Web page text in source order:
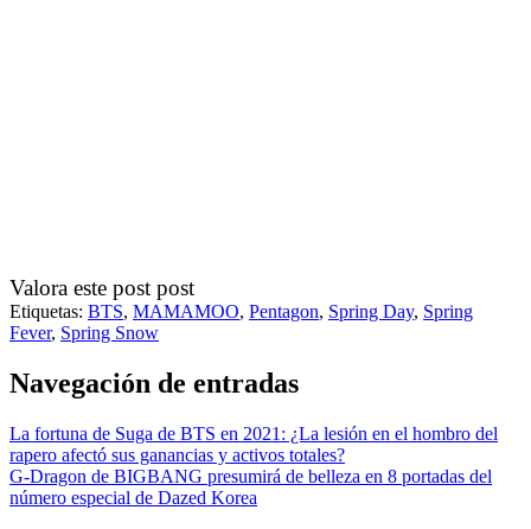
Valora este post post
Etiquetas: BTS, MAMAMOO, Pentagon, Spring Day, Spring
Fever, Spring Snow
Navegación de entradas
La fortuna de Suga de BTS en 2021: ¿La lesión en el hombro del
rapero afectó sus ganancias y activos totales?
G-Dragon de BIGBANG presumirá de belleza en 8 portadas del
número especial de Dazed Korea